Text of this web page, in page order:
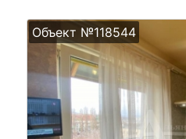
Объект №118544